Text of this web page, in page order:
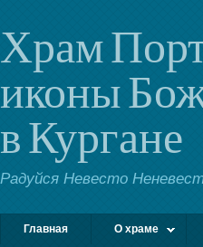
Храм
иконы
в Кургане
Радуйся Невесто
Главная О храме